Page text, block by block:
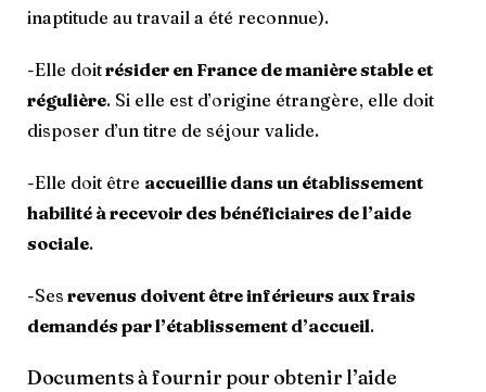
inaptitude au travail a été reconnue).
-Elle doitrésider en France de manière stable et
régulière. Si elle est d’origine étrangère, elle doit
disposer d’un titre de séjour valide.
-Elle doit être accueillie dans un établissement
habilité à recevoir des bénéficiaires de l’aide
sociale.
-Ses revenus doivent être inférieurs aux frais
demandés par l’établissement d’accueil.
Documents à fournir pour obtenir l’aide